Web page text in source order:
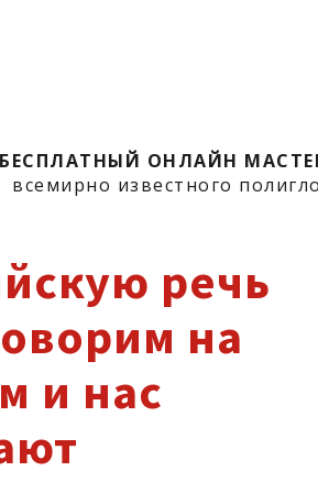
речь
на
и нас
БЕСПЛАТНЫЙ ОНЛАЙН
всемирно известного